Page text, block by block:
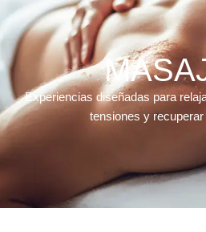
Experiencias diseñadas para
tensiones y recuperar